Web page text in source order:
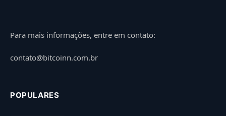
Para mais informações, entre em contato:
contato@bitcoinn.com.br
POPULARES